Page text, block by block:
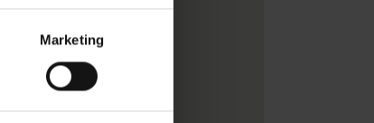
Marketing
Bodo Sperlein